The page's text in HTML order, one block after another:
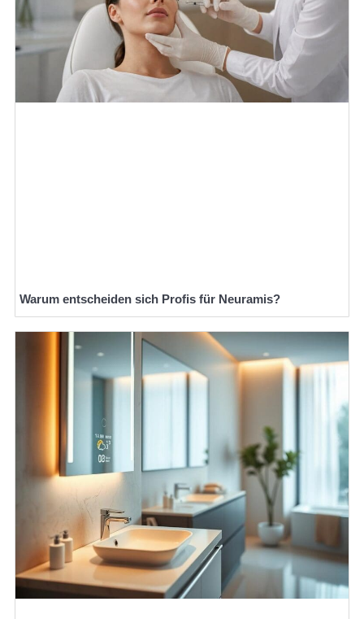
Warum entscheiden sich Profis für Neuramis?